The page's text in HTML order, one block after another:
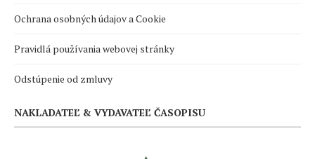
Ochrana osobných údajov a Cookie
Pravidlá používania webovej stránky
Odstúpenie od zmluvy
NAKLADATEĽ & VYDAVATEĽ ČASOPISU